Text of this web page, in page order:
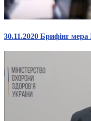
30.11.2020 Брифінг